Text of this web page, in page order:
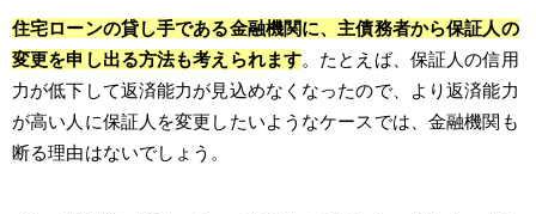
住宅ローンの貸し手である金融機関に、主債務者から保証人の
変更を申し出る方法も考えられます。たとえば、保証人の信用
力が低下して返済能力が見込めなくなったので、より返済能力
が高い人に保証人を変更したいようなケースでは、金融機関も
断る理由はないでしょう。